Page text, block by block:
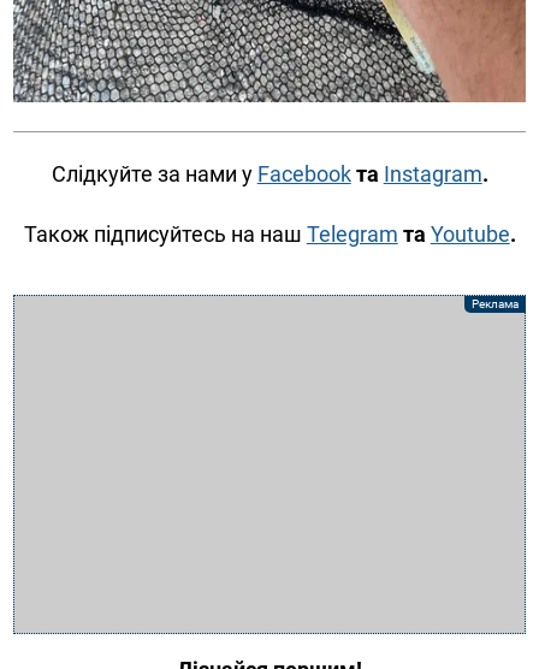
Слідкуйте за нами у Facebookта Instagram.
Також підписуйтесь на наш Telegram та Youtube.